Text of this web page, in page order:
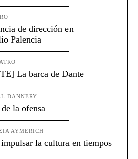
de dirección en
Palencia
La barca de Dante
DANNERY
la ofensa
AYMERICH
la cultura en tiempos